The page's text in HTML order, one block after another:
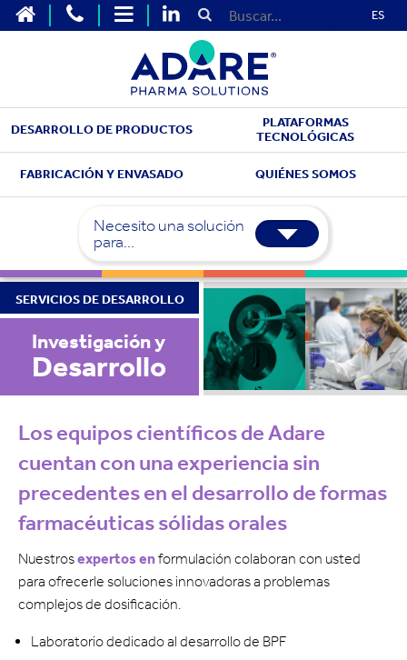
ES
DESARROLLO DE PRODUCTOS
PLATAFORMAS
TECNOLÓGICAS
FABRICACIÓN Y ENVASADO QUIÉNES SOMOS
Necesito una solución
para...
SERVICIOS DE DESARROLLO
Investigación y
Desarrollo
Los equipos científicos de Adare
cuentan con una experiencia sin
precedentes en el desarrollo de formas
farmacéuticas sólidas orales
Nuestrosexpertos enformulación colaboran con usted
para ofrecerle soluciones innovadoras a problemas
complejos de dosificación.
Laboratorio dedicado al desarrollo de BPF